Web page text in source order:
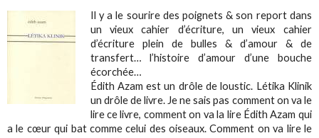
Il y a le sourire des poignets & son report dans
un vieux cahier d’écriture, un vieux cahier
d’écriture plein de bulles & d’amour & de
transfert… l’histoire d’amour d’une bouche
écorchée…
Édith Azam est un drôle de loustic. Létika Klinik
un drôle de livre. Je ne sais pas comment on va le
lire ce livre, comment on va la lire Édith Azam qui
a le cœur qui bat comme celui des oiseaux. Comment on va lire le